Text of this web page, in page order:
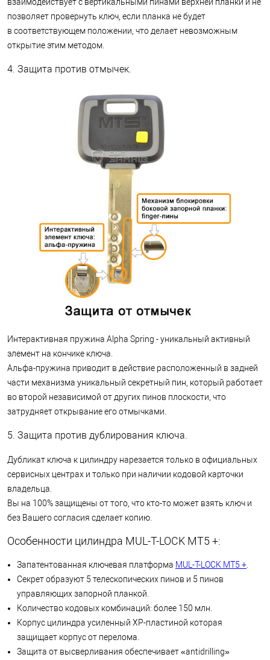
позволяет провернуть ключ, если планка не будет
в соответствующем положении, что делает невозможным
открытие этим методом.
4. Защита против отмычек.
Интерактивная пружина Alpha Spring - уникальный активный
элемент на кончике ключа.
Альфа-пружина приводит в действие расположенный в задней
части механизма уникальный секретный пин, который работает
во второй независимой от других пинов плоскости, что
затрудняет открывание его отмычками.
5. Защита против дублирования ключа.
Дубликат ключа к цилиндру нарезается только в официальных
сервисных центрах и только при наличии кодовой карточки
владельца.
Вы на 100% защищены от того, что кто-то может взять ключ и
без Вашего согласия сделает копию.
Особенности цилиндра MUL-T-LOCK МТ5 +:
Запатентованная ключевая платформа MUL-T-LOCK МТ5 +
Секрет образуют 5 телескопических пинов и 5 пинов
управляющих запорной планкой.
Количество кодовых комбинаций: более 150 млн.
Корпус цилиндра усиленный XP-пластиной которая
защищает корпус от перелома.
Защита от высверливания обеспечивает «antidrilling»